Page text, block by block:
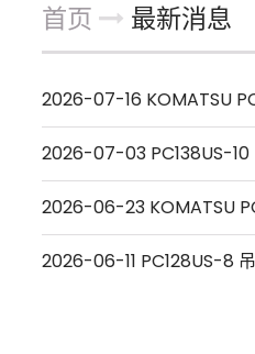
首页 最新消息
2026-07-16 KOMATSU
2026-07-03 PC138US-10
2026-06-23 KOMATSU
2026-06-11 PC128US-8